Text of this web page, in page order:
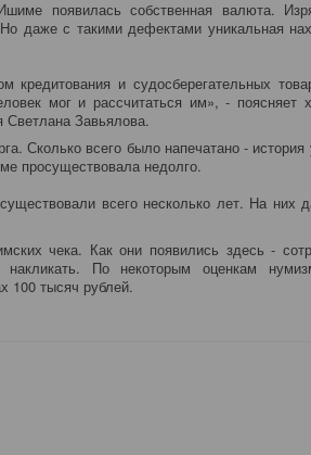
появилась собственная валюта.
даже с такими дефектами уникальная
и судосберегательных
мог и рассчитаться им», - поясняет
Светлана Завьялова.
Сколько всего было напечатано -
просуществовала недолго.
всего несколько лет. На них
чека. Как они появились здесь -
По некоторым оценкам
100 тысяч рублей.